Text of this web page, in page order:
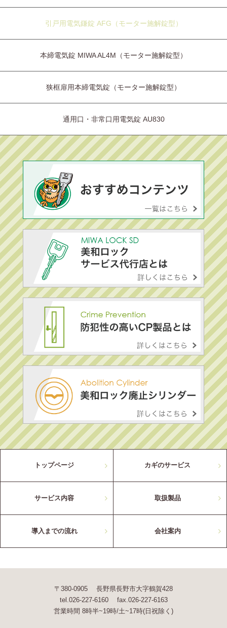
引戸用電気鎌錠 AFG（モーター施解錠型）
本締電気錠 MIWA AL4M（モーター施解錠型）
狭框扉用本締電気錠（モーター施解錠型）
通用口・非常口用電気錠 AU830
トップページ カギのサービス
サービス内容 取扱製品
導入までの流れ 会社案内
〒380-0905 長野県長野市大字鶴賀428
tel.026-227-6160 fax.026-227-6163
営業時間 8時半~19時/土~17時(日祝除く)